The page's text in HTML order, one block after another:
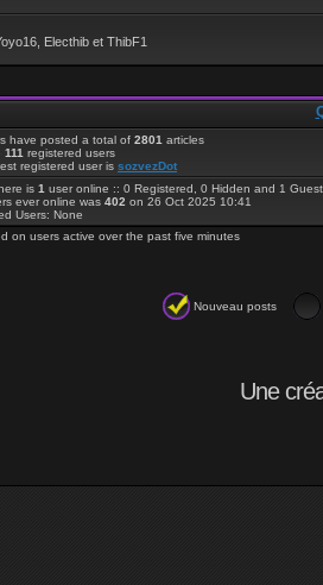
Electhib et ThibF1
have posted a total of 2801 articles
111 registered users
registered user is sozvezDot
is 1 user online :: 0 Registered, 0 Hidden and 1
ever online was 402 on 26 Oct 2025 10:41
Users: None
on users active over the past five minutes
Nouveau posts
Une